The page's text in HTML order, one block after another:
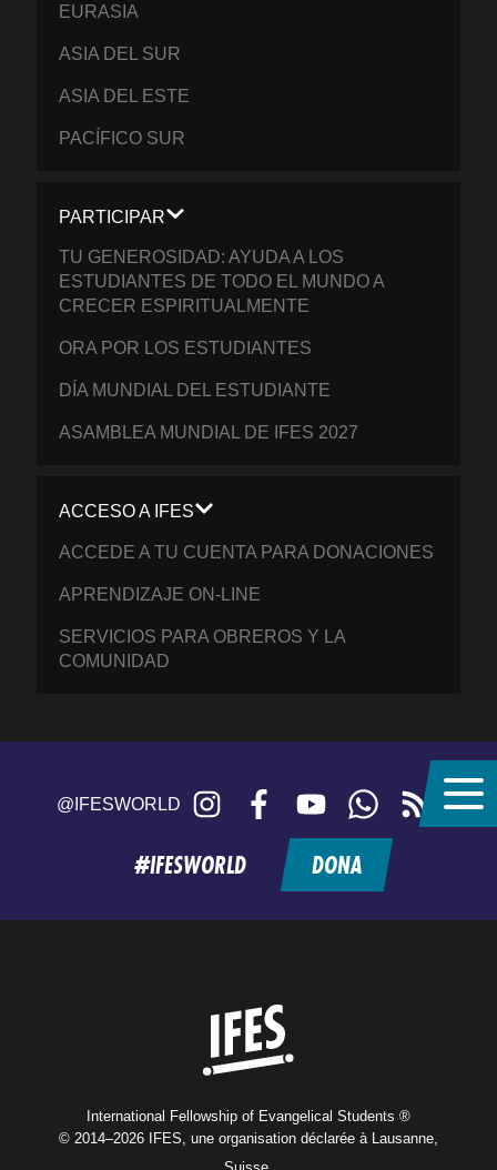
EURASIA
ASIA DEL SUR
ASIA DEL ESTE
PACÍFICO SUR
PARTICIPAR
TU GENEROSIDAD: AYUDA A LOS
ESTUDIANTES DE TODO EL MUNDO A
CRECER ESPIRITUALMENTE
ORA POR LOS ESTUDIANTES
DÍA MUNDIAL DEL ESTUDIANTE
ASAMBLEA MUNDIAL DE IFES 2027
ACCESO A IFES
ACCEDE A TU CUENTA PARA DONACIONES
APRENDIZAJE ON-LINE
SERVICIOS PARA OBREROS Y LA
COMUNIDAD
@IFESWORLD Instagram FacebookYouTubeWhatsAppRSS
#IFESWORLD DONA
International Fellowship of Evangelical Students ®
© 2014–2026 IFES, une organisation déclarée à Lausanne,